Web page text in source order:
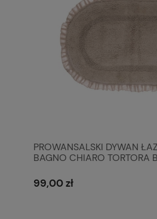
PROWANSALSKI DYWAN
BAGNO CHIARO TORTORA
99,00 zł